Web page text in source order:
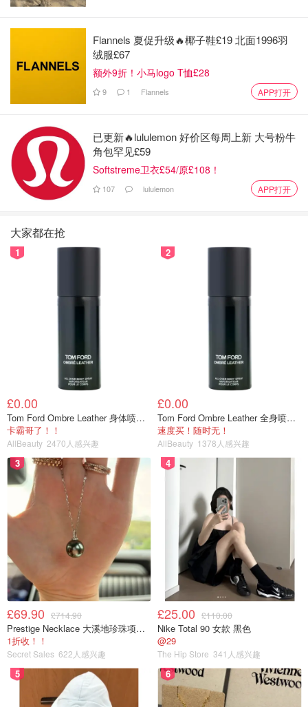
Flannels 夏促升级🔥椰子鞋£19 北面1996羽
绒服£67
额外9折！小马logo T恤£28
9 1 Flannels APP打开
已更新🔥lululemon 好价区每周上新 大号粉牛
角包罕见£59
Softstreme卫衣£54/原£108！
107 lululemon APP打开
大家都在抢
1
£0.00
Tom Ford Ombre Leather 身体喷雾 150ml
卡霸哥了！！
AllBeauty 2470人感兴趣
2
£0.00
Tom Ford Ombre Leather 全身喷雾 150ml
速度买！随时无！
AllBeauty 1378人感兴趣
3
£69.90 £714.90
Prestige Necklace 大溪地珍珠项链 10-11mm
1折收！！
Secret Sales 622人感兴趣
4
£25.00 £110.00
Nike Total 90 女款 黑色
@29
The Hip Store 341人感兴趣
5 6